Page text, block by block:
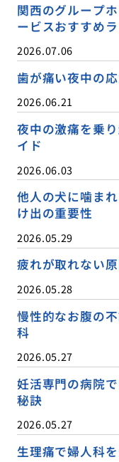
関西のグループ
ービスおすすめ
2026.07.06
歯が痛い夜中の
2026.06.21
夜中の激痛を乗
イド
2026.06.03
他人の犬に噛ま
け出の重要性
2026.05.29
疲れが取れない
2026.05.28
慢性的なお腹の
科
2026.05.27
妊活専門の病院
秘訣
2026.05.27
生理痛で婦人科